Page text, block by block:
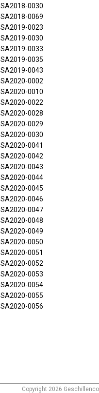
SA2018-0030
SA2018-0069
SA2019-0023
SA2019-0030
SA2019-0033
SA2019-0035
SA2019-0043
SA2020-0002
SA2020-0010
SA2020-0022
SA2020-0028
SA2020-0029
SA2020-0030
SA2020-0041
SA2020-0042
SA2020-0043
SA2020-0044
SA2020-0045
SA2020-0046
SA2020-0047
SA2020-0048
SA2020-0049
SA2020-0050
SA2020-0051
SA2020-0052
SA2020-0053
SA2020-0054
SA2020-0055
SA2020-0056
Copyright 2026